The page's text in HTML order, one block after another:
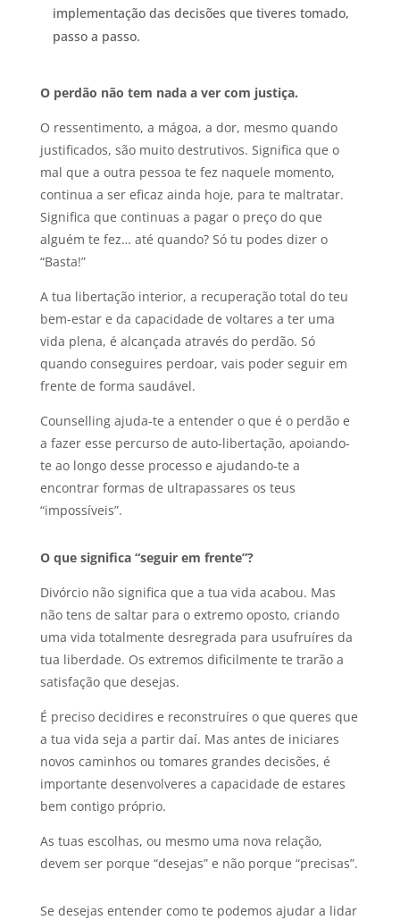
implementação das decisões que tiveres tomado,
passo a passo.
O perdão não tem nada a ver com justiça.
O ressentimento, a mágoa, a dor, mesmo quando
justificados, são muito destrutivos. Significa que o
mal que a outra pessoa te fez naquele momento,
continua a ser eficaz ainda hoje, para te maltratar.
Significa que continuas a pagar o preço do que
alguém te fez… até quando? Só tu podes dizer o
“Basta!”
A tua libertação interior, a recuperação total do teu
bem-estar e da capacidade de voltares a ter uma
vida plena, é alcançada através do perdão. Só
quando conseguires perdoar, vais poder seguir em
frente de forma saudável.
Counselling ajuda-te a entender o que é o perdão e
a fazer esse percurso de auto-libertação, apoiando-
te ao longo desse processo e ajudando-te a
encontrar formas de ultrapassares os teus
“impossíveis”.
O que significa “seguir em frente”?
Divórcio não significa que a tua vida acabou. Mas
não tens de saltar para o extremo oposto, criando
uma vida totalmente desregrada para usufruíres da
tua liberdade. Os extremos dificilmente te trarão a
satisfação que desejas.
É preciso decidires e reconstruíres o que queres que
a tua vida seja a partir daí. Mas antes de iniciares
novos caminhos ou tomares grandes decisões, é
importante desenvolveres a capacidade de estares
bem contigo próprio.
As tuas escolhas, ou mesmo uma nova relação,
devem ser porque “desejas” e não porque “precisas”.
Se desejas entender como te podemos ajudar a lidar